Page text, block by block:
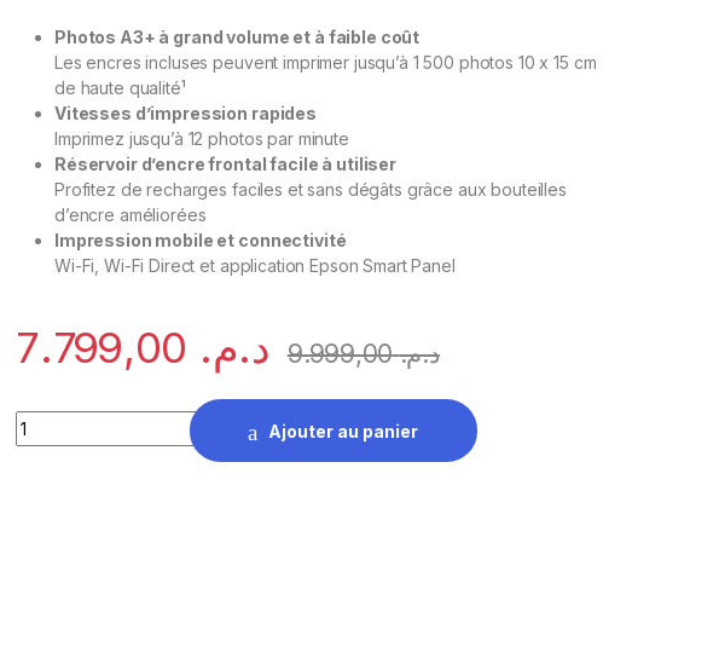
Photos A3+ à grand volume et à faible coût
Les encres incluses peuvent imprimer jusqu’à 1 500 photos 10 x 15 cm
de haute qualité¹
Vitesses d’impression rapides
Imprimez jusqu’à 12 photos par minute
Réservoir d’encre frontal facile à utiliser
Profitez de recharges faciles et sans dégâts grâce aux bouteilles
d’encre améliorées
Impression mobile et connectivité
Wi-Fi, Wi-Fi Direct et application Epson Smart Panel
د.م. د.م.9.999,00
Epson EcoTank L18050 Imprimante Photo A3 à réservoirs rechargeables quantity
Ajouter au panier